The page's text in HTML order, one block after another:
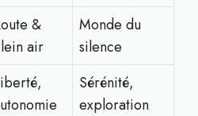
&
air
Monde du
silence
Sérénité,
exploration